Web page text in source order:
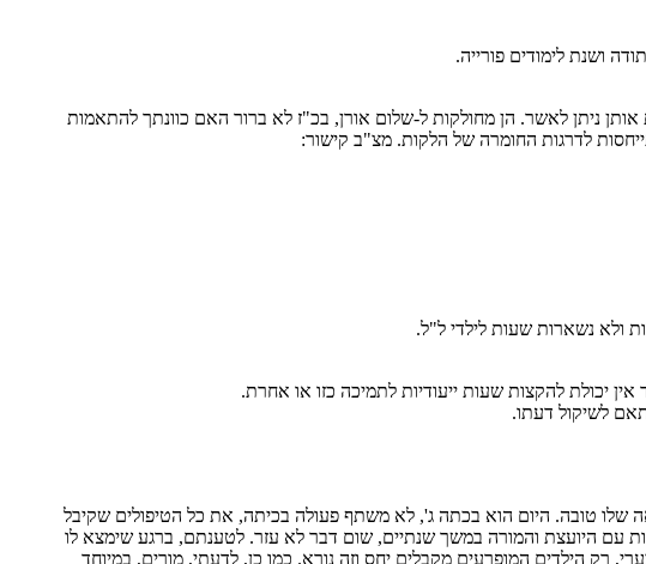
ושנת לימודים פורייה.
ניתן לאשר. הן מחולקות ל-שלום אורן, בכ"ז לא ברור האם כוונתך להתאמות
ולא נשארות שעות לילדי ל"ל.
יכולת להקצות שעות ייעודיות לתמיכה כזו או אחרת.
לשיקול דעתו.
שלו טובה. היום הוא בכתה ג', לא משתף פעולה בכיתה, את כל הטיפולים שקיבל
עם היועצת והמורה במשך שנתיים, שום דבר לא עזר. לטענתם, ברגע שימצא לו
בכלל עזרה בביה"ס? לצערי, רק הילדים המופרעים מקבלים יחס וזה נורא. כמו כן, לדעתי, מורים, במיוחד